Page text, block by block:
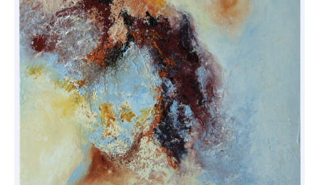
Adresse email*
Prénom
Statut / Organisation
Adresse email*